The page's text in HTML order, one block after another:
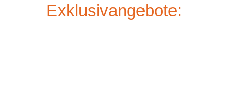
Exklusivangebote: